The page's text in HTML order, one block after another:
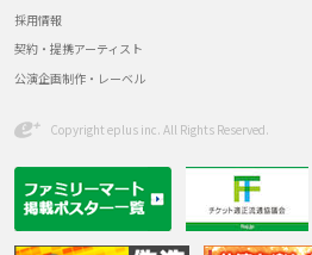
採用情報
契約・提携アーティスト
公演企画制作・レーベル
Copyright eplus inc. All Rights Reserved.